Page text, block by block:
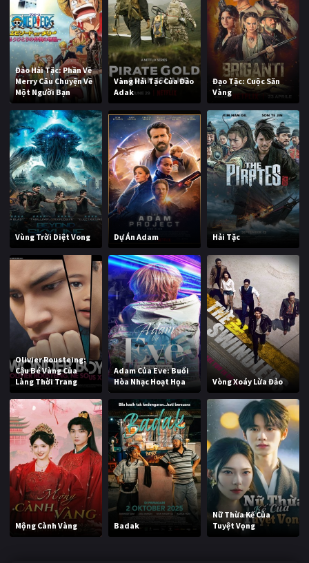
Đảo Hải Tặc: Phần Về
Merry Câu Chuyện Về
Một Người Bạn
Vàng Hải Tặc Của Đảo
Adak
Đạo Tặc: Cuộc Săn
Vàng
Vùng Trời Diệt Vong Dự Án Adam Hải Tặc
Olivier Rousteing:
Cậu Bé Vàng Của
Làng Thời Trang
Adam Của Eve: Buổi
Hòa Nhạc Hoạt Họa
Vòng Xoáy Lừa Đảo
Mộng Cành Vàng Badak
Nữ Thừa Kế Của
Tuyệt Vọng